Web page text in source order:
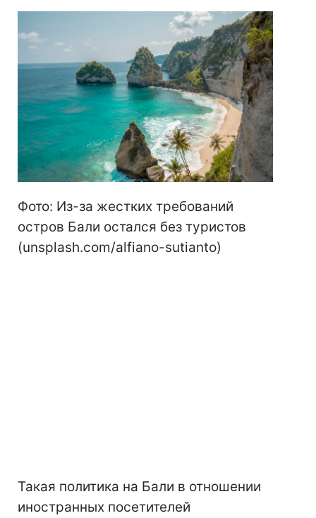
Фото: Из-за жестких требований
остров Бали остался без туристов
(unsplash.com/alfiano-sutianto)
Такая политика на Бали в отношении
иностранных посетителей